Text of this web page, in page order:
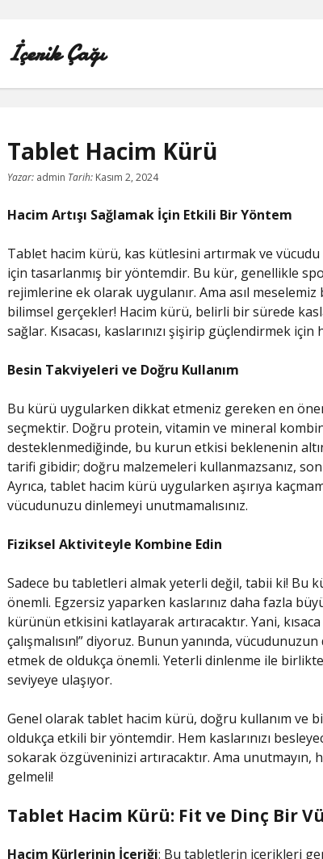
İçerik Çağı
REELS BEĞENI ATMA HILESI
SAYFA LISTESI
TWITTER BEĞENI HILESI
TWITTER PROFIL
Tablet Hacim Kürü
Yazar:admin Tarih: Kasım 2, 2024
Hacim Artışı Sağlamak İçin Etkili Bir Yöntem
Tablet hacim kürü, kas kütlesini artırmak ve
için tasarlanmış bir yöntemdir. Bu kür, genellikle
rejimlerine ek olarak uygulanır. Ama asıl
bilimsel gerçekler! Hacim kürü, belirli bir sürede
sağlar. Kısacası, kaslarınızı şişirip güçlendirmek
Besin Takviyeleri ve Doğru Kullanım
Bu kürü uygularken dikkat etmeniz gereken en
seçmektir. Doğru protein, vitamin ve mineral
desteklenmediğinde, bu kurun etkisi beklenenin
tarifi gibidir; doğru malzemeleri kullanmazsanız,
Ayrıca, tablet hacim kürü uygularken aşırıya
vücudunuzu dinlemeyi unutmamalısınız.
Fiziksel Aktiviteyle Kombine Edin
Sadece bu tabletleri almak yeterli değil, tabii ki! Bu
önemli. Egzersiz yaparken kaslarınız daha fazla
kürünün etkisini katlayarak artıracaktır. Yani,
çalışmalısın!” diyoruz. Bunun yanında,
etmek de oldukça önemli. Yeterli dinlenme ile
seviyeye ulaşıyor.
Genel olarak tablet hacim kürü, doğru kullanım ve
oldukça etkili bir yöntemdir. Hem kaslarınızı
sokarak özgüveninizi artıracaktır. Ama unutmayın,
gelmeli!
Tablet Hacim Kürü: Fit ve Dinç Bir
Hacim Kürlerinin İçeriği: Bu tabletlerin içerikleri